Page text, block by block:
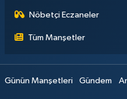
Nöbetçi Eczaneler
Tüm Manşetler
Günün Manşetleri Gündem